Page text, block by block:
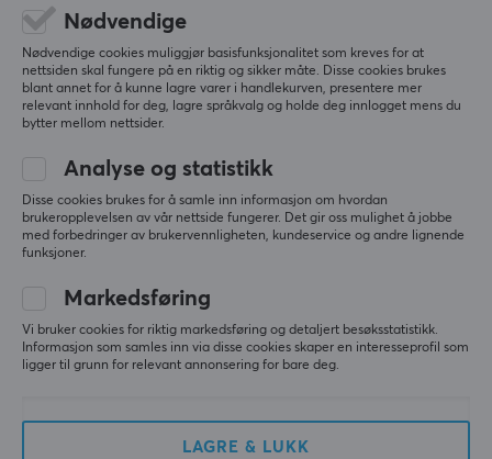
I dag er Deltaco en av de ledende produsentene av
hjemmeelektronikk i Sverige og eier i dag flere merker,
for eksempel Nordic Home Culture, STREETZ og
Deltaco Smart Home . I 2017 lanserte de sitt
gamingmerke Deltaco Gaming, som ene og alene
SPESIFIKASJONER
DIMENSJON & VEKT
Kabellengde
EGENSKAPER
ANMELDELSER (0) SPØRSMÅL OG SVAR (0)
0.0
Basert på 0 vurderinger
4
3
0%
0%
SKRIV ANMELDELSE
Mer fra vårt fellesskap
Nødvendige
Nødvendige cookies muliggjør basisfunksjonalitet som kreves for at
nettsiden skal fungere på en riktig og sikker måte. Disse cookies brukes
blant annet for å kunne lagre varer i handlekurven, presentere mer
relevant innhold for deg, lagre språkvalg og holde deg innlogget mens du
bytter mellom nettsider.
Analyse og statistikk
Disse cookies brukes for å samle inn informasjon om hvordan
brukeropplevelsen av vår nettside fungerer. Det gir oss mulighet å jobbe
med forbedringer av brukervennligheten, kundeservice og andre lignende
funksjoner.
Markedsføring
Vi bruker cookies for riktig markedsføring og detaljert besøksstatistikk.
Informasjon som samles inn via disse cookies skaper en interesseprofil som
ligger til grunn for relevant annonsering for bare deg.
LAGRE & LUKK